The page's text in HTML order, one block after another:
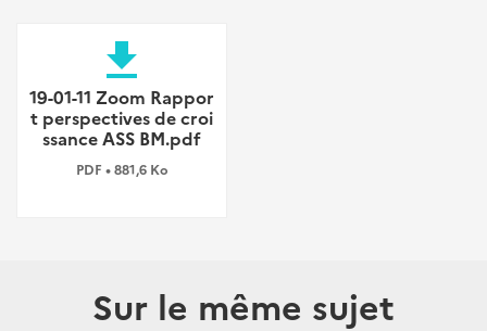
file_download
19-01-11 Zoom Rappor
t perspectives de croi
ssance ASS BM.pdf
PDF • 881,6 Ko
Sur le même sujet